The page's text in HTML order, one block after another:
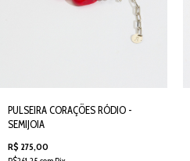
PULSEIRA CORAÇÕES RÓDIO -
SEMIJOIA
R$ 275,00